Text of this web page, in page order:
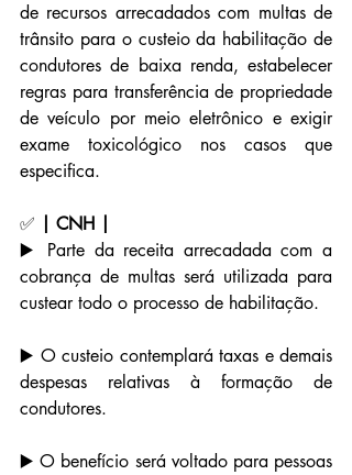
de recursos arrecadados com multas de
trânsito para o custeio da habilitação de
condutores de baixa renda, estabelecer
regras para transferência de propriedade
de veículo por meio eletrônico e exigir
exame toxicológico nos casos que
especifica.
✅
| CNH |
▶️ Parte da receita arrecadada com a
cobrança de multas será utilizada para
custear todo o processo de habilitação.
▶️ O custeio contemplará taxas e demais
despesas relativas à formação de
condutores.
▶️ O benefício será voltado para pessoas